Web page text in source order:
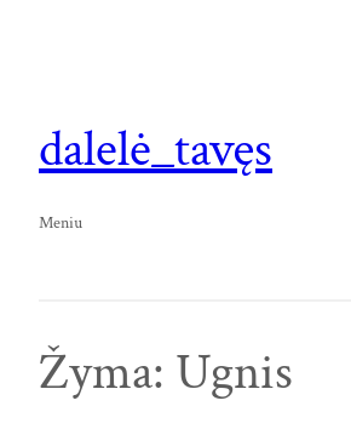
dalelė_tavęs
Meniu
Žyma: Ugnis